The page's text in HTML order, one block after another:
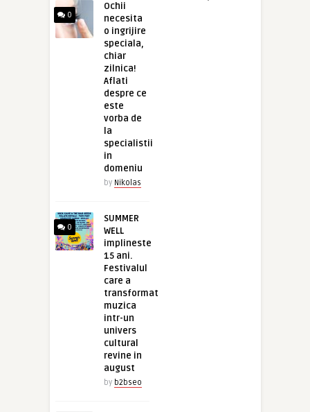
0
Ochii
necesita
o ingrijire
speciala,
chiar
zilnica!
Aflati
despre ce
este
vorba de
la
specialistii
in
domeniu
by Nikolas
0
SUMMER
WELL
implineste
15 ani.
Festivalul
care a
transformat
muzica
intr-un
univers
cultural
revine in
august
by b2bseo